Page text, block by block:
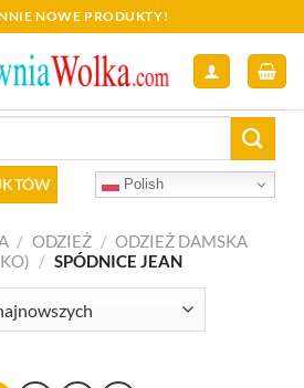
NOWE PRODUKTY!
Polish
/ ODZIEŻ / ODZIEŻ DAMSKA
/ SPÓDNICE JEAN